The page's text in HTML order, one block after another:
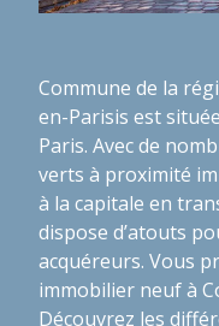
Commune de la
en-Parisis est
Paris. Avec de
verts à proximité
à la capitale en
dispose d’atouts
acquéreurs. Vous
immobilier neuf à
Découvrez les